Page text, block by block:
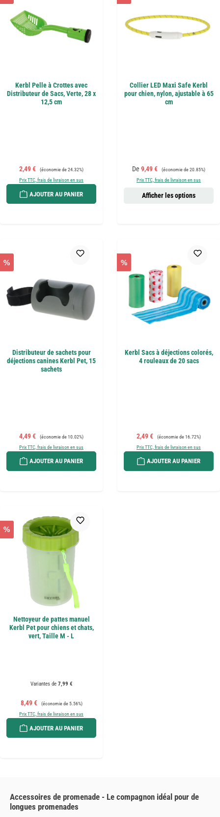
Kerbl Pelle à Crottes avec
Distributeur de Sacs, Verte, 28 x
12,5 cm
Prix de vente :
2,49 € Prix régulier :
(économie de 24.32%)
Prix TTC, frais de livraison en sus
AJOUTER AU PANIER
Collier LED Maxi Safe Kerbl
pour chien, nylon, ajustable à 65
cm
Prix de vente :
De 9,49 € Prix régulier :
(économie de 20.85%)
Prix TTC, frais de livraison en sus
Afficher les options
%
Distributeur de sachets pour
déjections canines Kerbl Pet, 15
sachets
Prix de vente :
4,49 € Prix régulier :
(économie de 10.02%)
Prix TTC, frais de livraison en sus
AJOUTER AU PANIER
%
Kerbl Sacs à déjections colorés,
4 rouleaux de 20 sacs
Prix de vente :
2,49 € Prix régulier :
(économie de 16.72%)
Prix TTC, frais de livraison en sus
AJOUTER AU PANIER
%
Nettoyeur de pattes manuel
Kerbl Pet pour chiens et chats,
vert, Taille M - L
Variantes de7,99 €
Prix de vente :
8,49 € Prix régulier :
(économie de 5.56%)
Prix TTC, frais de livraison en sus
AJOUTER AU PANIER
Accessoires de promenade - Le compagnon idéal pour de
longues promenades